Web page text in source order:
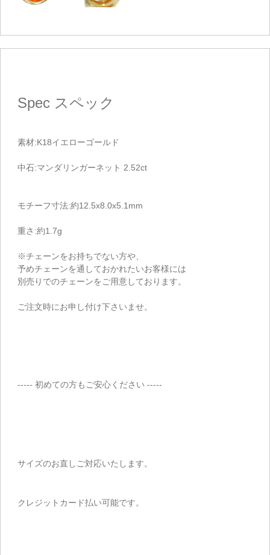
Spec スペック
素材:K18イエローゴールド
中石:マンダリンガーネット 2.52ct
モチーフ寸法:約12.5x8.0x5.1mm
重さ:約1.7g
※チェーンをお持ちでない方や、
予めチェーンを通しておかれたいお客様には
別売りでのチェーンをご用意しております。
ご注文時にお申し付け下さいませ。
----- 初めての方もご安心ください -----
サイズのお直しご対応いたします。
クレジットカード払い可能です。